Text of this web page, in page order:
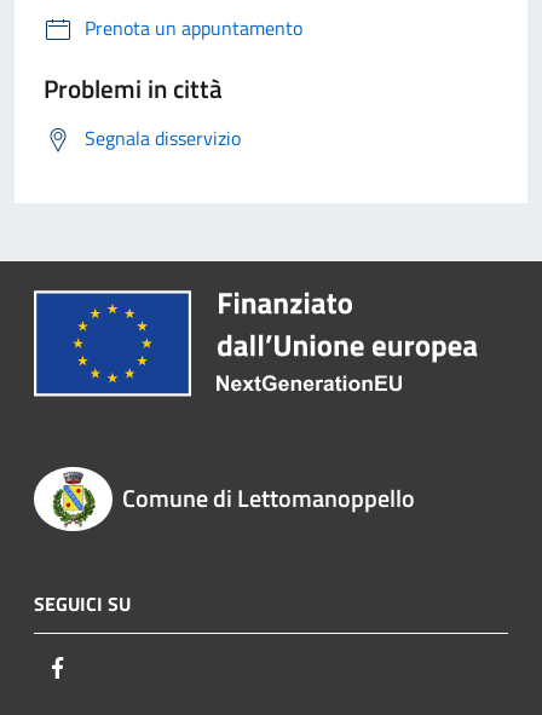
Prenota un appuntamento
Problemi in città
Segnala disservizio
Comune di Lettomanoppello
SEGUICI SU